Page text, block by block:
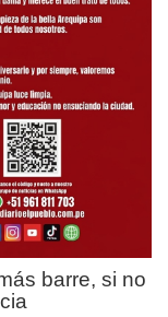
barre, si no